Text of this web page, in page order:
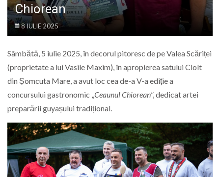
Chiorean
8 IULIE 2025
Sâmbătă, 5 iulie 2025, în decorul pitoresc de pe Valea Scăriței
(proprietate a lui Vasile Maxim), în apropierea satului Ciolt
din Șomcuta Mare, a avut loc cea de-a V-a ediție a
concursului gastronomic „Ceaunul Chiorean”, dedicat artei
preparării guyașului tradițional.